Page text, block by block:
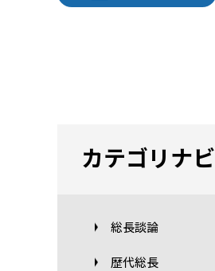
カテゴリナビ
総長談論
歴代総長